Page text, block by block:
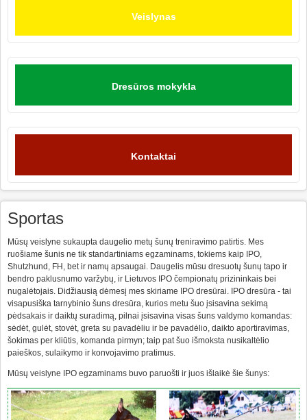
Veislynas
Dresūros mokykla
Kontaktai
Sportas
Mūsų veislyne sukaupta daugelio metų šunų treniravimo patirtis. Mes
ruošiame šunis ne tik standartiniams egzaminams, tokiems kaip IPO,
Shutzhund, FH, bet ir namų apsaugai. Daugelis mūsu dresuotų šunų tapo ir
bendro paklusnumo varžybų, ir Lietuvos IPO čempionatų prizininkais bei
nugalėtojais. Didžiausią dėmesį mes skiriame IPO dresūrai. IPO dresūra - tai
visapusiška tarnybinio šuns dresūra, kurios metu šuo įsisavina sekimą
pėdsakais ir daiktų suradimą, pilnai įsisavina visas šuns valdymo komandas:
sėdėt, gulėt, stovėt, greta su pavadėliu ir be pavadėlio, daikto aportiravimas,
šokimas per kliūtis, komanda pirmyn; taip pat šuo išmoksta nusikaltėlio
paieškos, sulaikymo ir konvojavimo pratimus.
Mūsų veislyne IPO egzaminams buvo paruošti ir juos išlaikė šie šunys: